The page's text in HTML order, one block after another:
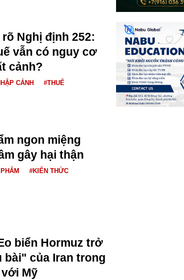
Nghị định 252:
vẫn có nguy cơ
cảnh?
CẢNH #THUẾ
ngon miệng
gây hại thận
#KIẾN THỨC
biển Hormuz trở
bài" của Iran trong
Mỹ